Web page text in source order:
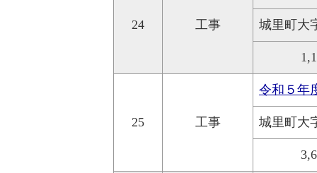
24 工事 城里町
25 工事
令和５年
城里町大